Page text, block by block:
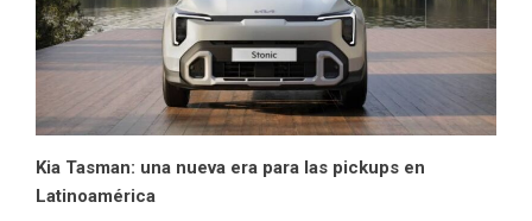
Kia Tasman: una nueva era para las pickups en
Latinoamérica